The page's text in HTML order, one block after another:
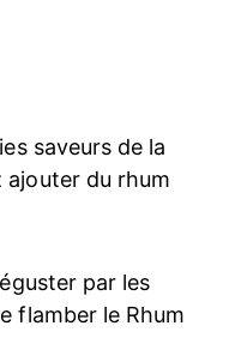
saveurs de la
ajouter du rhum
par les
flamber le Rhum